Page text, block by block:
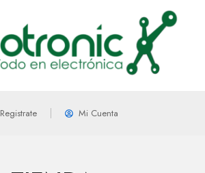
Registrate Mi Cuenta